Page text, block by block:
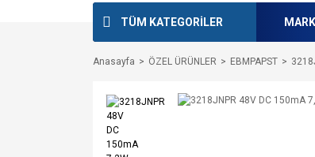
TÜM KATEGORİLER
Anasayfa ÖZEL ÜRÜNLER EBMPAPST